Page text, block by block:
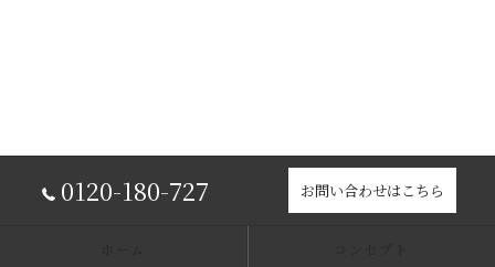
0120-180-727 お問い合わせはこちら